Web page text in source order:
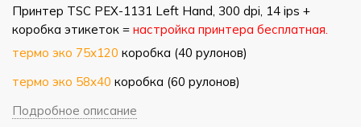
Принтер TSC PEX-1131 Left Hand, 300 dpi, 14 ips +
коробка этикеток = настройка принтера бесплатная.
термо эко 75х120 коробка (40 рулонов)
термо эко 58х40 коробка (60 рулонов)
Подробное описание